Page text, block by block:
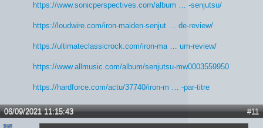
https://www.sonicperspectives.com/album … -senjutsu/
https://loudwire.com/iron-maiden-senjut … de-review/
https://ultimateclassicrock.com/iron-ma … um-review/
https://www.allmusic.com/album/senjutsu-mw0003559950
https://hardforce.com/actu/37740/iron-m … -par-titre
#11
06/09/2021 11:15:43